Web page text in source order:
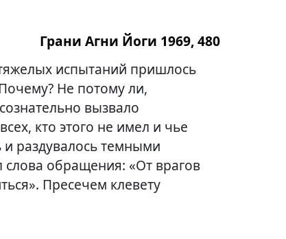
Грани Агни Йоги 1969, 480
испытаний пришлось
Не потому ли,
вызвало
кто этого не имел и чье
раздувалось темными
обращения: «От врагов
Пресечем клевету